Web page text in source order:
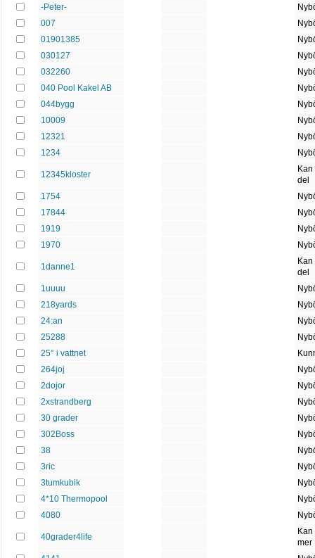
-Peter-
007
01901385
030127
032260
040 Pool Kakel AB
044bygg
10009
12321
1234
12345kloster
Kan
del
1754
17844
1919
1970
1danne1
Kan
del
1uuuu
218yards
24:an
25288
25° i vattnet
264joj
2dojor
2xstrandberg
30 grader
302Boss
38
3ric
3tumkubik
4*10 Thermopool
4080
40grader4life
mer